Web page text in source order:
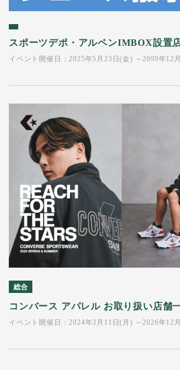
スポーツデポ・アルペンIMBOX設置
イベント開催日：2025年5月23日(金) ～2099年12
総合
コンバース アパレル お取り扱い店舗
イベント開催日：2024年3月11日(月) ～2026年12